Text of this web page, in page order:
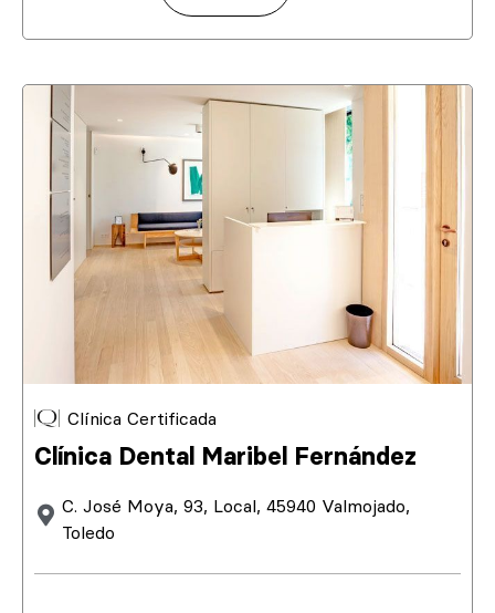
Clínica Certificada
Clínica Dental Maribel Fernández
C. José Moya, 93, Local, 45940 Valmojado,
Toledo